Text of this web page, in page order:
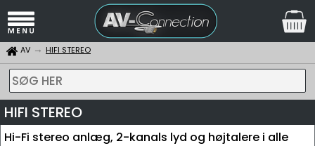
AV HIFI STEREO
SØG HER
HIFI STEREO
Hi-Fi stereo anlæg, 2-kanals lyd og højtalere i alle